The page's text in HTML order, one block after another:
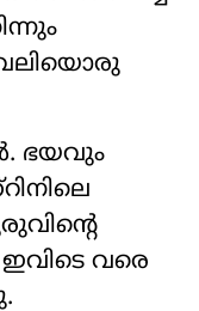
വലിയൊരു
ഭയവും
വരെ